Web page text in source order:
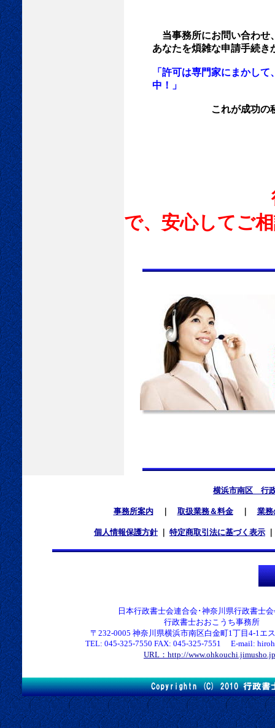
当事務所にお問い合わせ
あなたを煩雑な申請手続き
「許可は専門家にまかし
中！」
これが成功の秘
行政書士
で、安心してご
横浜市南区 行
事務所案内｜ 取扱業務＆料金｜ 業務
個人情報保護方針 特定商取引法に基づく表示
日本行政書士会連合会･神奈川県行政書士
行政書士おおこうち事務所
〒232-0005 神奈川県横浜市南区白金町1丁目4-1エ
TEL: 045-325-7550 FAX: 045-325-7551 E-mail:
URL：http://www.ohkouchi.jimusho.jp